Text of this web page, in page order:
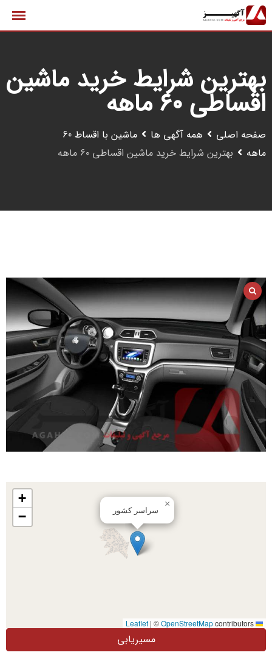
پرش
به
بهترین شرایط خرید ماشین
اقساطی ۶۰ ماهه
صفحه اصلی همه آگهی ها
ماشین با اقساط 60
ماهه
بهترین شرایط خرید ماشین اقساطی ۶۰ ماهه
سراسر کشور
×
+
−
| ©OpenStreetMapcontributors
مسیریابی